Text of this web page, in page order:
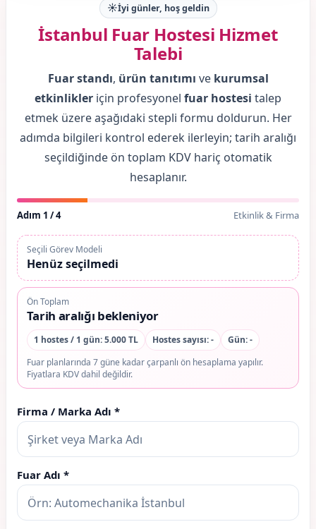
☀️İyi günler, hoş geldin
İstanbul Fuar Hostesi Hizmet
Talebi
Fuar standı, ürün tanıtımı ve kurumsal
etkinlikler için profesyonel fuar hostesi talep
etmek üzere aşağıdaki stepli formu doldurun. Her
adımda bilgileri kontrol ederek ilerleyin; tarih aralığı
seçildiğinde ön toplam KDV hariç otomatik
hesaplanır.
Adım 1 / 4 Etkinlik & Firma
Seçili Görev Modeli
Henüz seçilmedi
Ön Toplam
Tarih aralığı bekleniyor
1 hostes / 1 gün: 5.000 TL Hostes sayısı: -
Gün: -
Fuar planlarında 7 güne kadar çarpanlı ön hesaplama yapılır.
Fiyatlara KDV dahil değildir.
Firma / Marka Adı *
Fuar Adı *